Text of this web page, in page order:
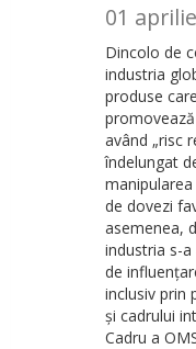
01
Dincolo de
industria
produse
având „risc
îndelungat
de dovezi
asemenea,
industria s-
de
inclusiv prin
și cadrului
Cadru a